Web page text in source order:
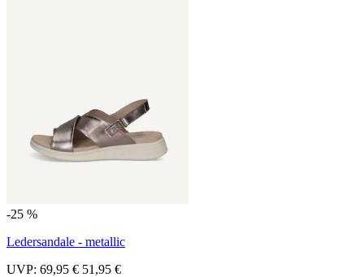
-25 %
Ledersandale - metallic
UVP: 69,95 € 51,95 €